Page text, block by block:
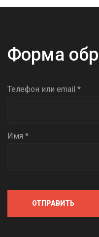
Форма
Телефон или email *
Имя *
ОТПРАВИТЬ